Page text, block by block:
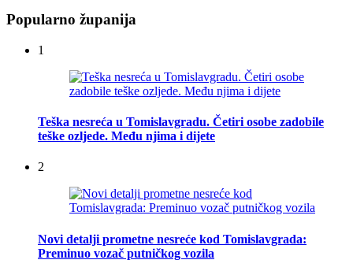
Popularno županija
1
Teška nesreća u Tomislavgradu. Četiri osobe zadobile
teške ozljede. Među njima i dijete
2
Novi detalji prometne nesreće kod Tomislavgrada:
Preminuo vozač putničkog vozila